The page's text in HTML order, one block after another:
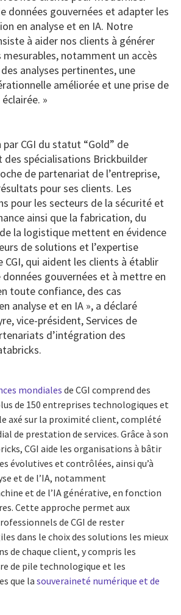
données gouvernées et adapter les
en analyse et en IA. Notre
à aider nos clients à générer
notamment un accès
analyses pertinentes, une
améliorée et une prise de
»
par CGI du statut “Gold” de
des spécialisations Brickbuilder
de partenariat de l’entreprise,
pour ses clients. Les
pour les secteurs de la sécurité et
ainsi que la fabrication, du
la logistique mettent en évidence
de solutions et l’expertise
CGI, qui aident les clients à établir
données gouvernées et à mettre en
toute confiance, des cas
analyse et en IA », a déclaré
vice-président, Services de
d’intégration des
mondiales de CGI comprend des
de 150 entreprises technologiques et
axé sur la proximité client, complété
de prestation de services. Grâce à son
CGI aide les organisations à bâtir
évolutives et contrôlées, ainsi qu’à
et de l’IA, notamment
et de l’IA générative, en fonction
Cette approche permet aux
de CGI de rester
dans le choix des solutions les mieux
de chaque client, y compris les
de pile technologique et les
que la souveraineté numérique et de